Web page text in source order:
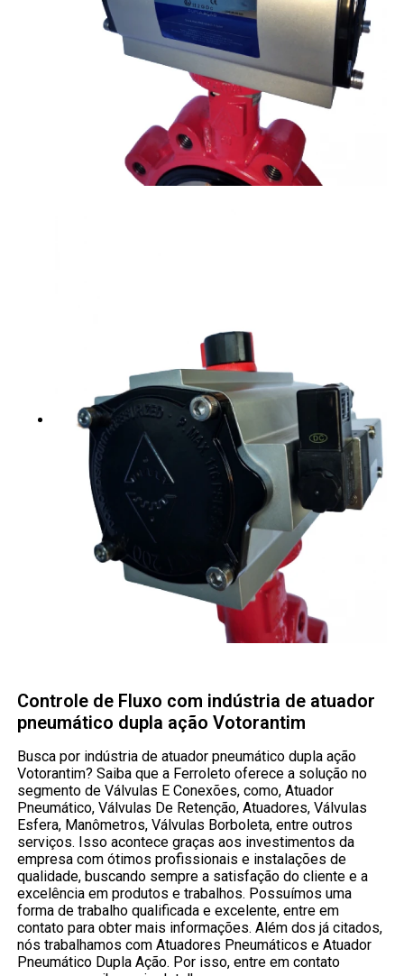
Controle de Fluxo com indústria de atuador
pneumático dupla ação Votorantim
Busca por indústria de atuador pneumático dupla ação
Votorantim? Saiba que a Ferroleto oferece a solução no
segmento de Válvulas E Conexões, como, Atuador
Pneumático, Válvulas De Retenção, Atuadores, Válvulas
Esfera, Manômetros, Válvulas Borboleta, entre outros
serviços. Isso acontece graças aos investimentos da
empresa com ótimos profissionais e instalações de
qualidade, buscando sempre a satisfação do cliente e a
excelência em produtos e trabalhos. Possuímos uma
forma de trabalho qualificada e excelente, entre em
contato para obter mais informações. Além dos já citados,
nós trabalhamos com Atuadores Pneumáticos e Atuador
Pneumático Dupla Ação. Por isso, entre em contato